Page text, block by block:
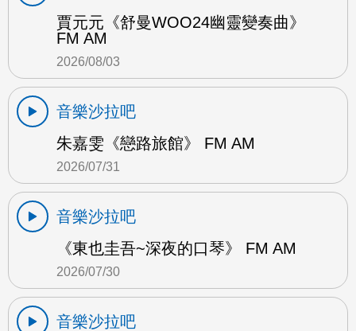
賈元元《舒曼WOO24幽靈變奏曲》
FM AM
2026/08/03
音樂沙拉吧
朱嘉雯《戀路旅館》 FM AM
2026/07/31
音樂沙拉吧
《東也圭吾~深夜的口琴》 FM AM
2026/07/30
音樂沙拉吧